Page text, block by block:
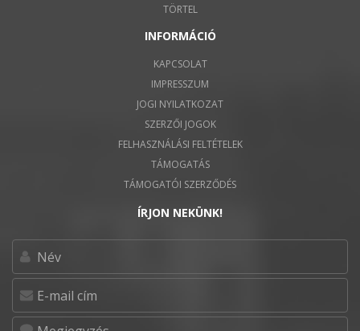
TÖRTEL
INFORMÁCIÓ
KAPCSOLAT
IMPRESSZUM
JOGI NYILATKOZAT
SZERZŐI JOGOK
FELHASZNÁLÁSI FELTÉTELEK
TÁMOGATÁS
TÁMOGATÓI SZERZŐDÉS
ÍRJON NEKÜNK!